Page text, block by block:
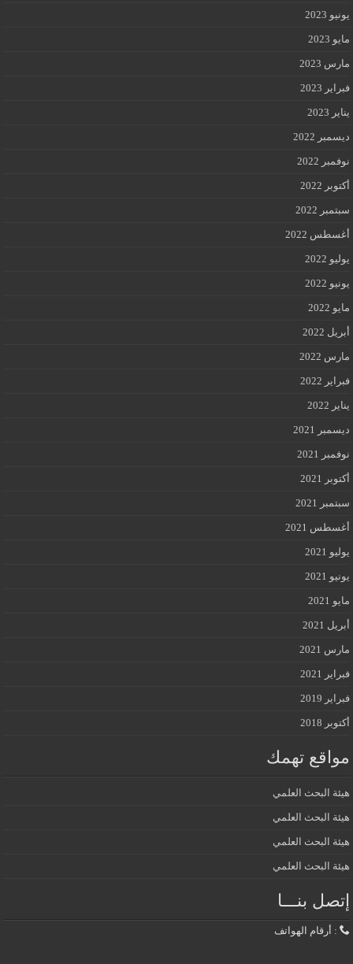
يونيو 2023
مايو 2023
مارس 2023
فبراير 2023
يناير 2023
ديسمبر 2022
نوفمبر 2022
أكتوبر 2022
سبتمبر 2022
أغسطس 2022
يوليو 2022
يونيو 2022
مايو 2022
أبريل 2022
مارس 2022
فبراير 2022
يناير 2022
ديسمبر 2021
نوفمبر 2021
أكتوبر 2021
سبتمبر 2021
أغسطس 2021
يوليو 2021
يونيو 2021
مايو 2021
أبريل 2021
مارس 2021
فبراير 2021
فبراير 2019
أكتوبر 2018
مواقع تهمك
هيئة البحث العلمي
هيئة البحث العلمي
هيئة البحث العلمي
هيئة البحث العلمي
إتصل بنـــا
: أرقام الهواتف